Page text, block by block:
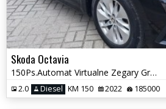
Skoda Octavia
150Ps.Automat Virtualne Zegary GrzanaFotele Navi Serwis 2022
2.0 Diesel KM 150 2022 185000